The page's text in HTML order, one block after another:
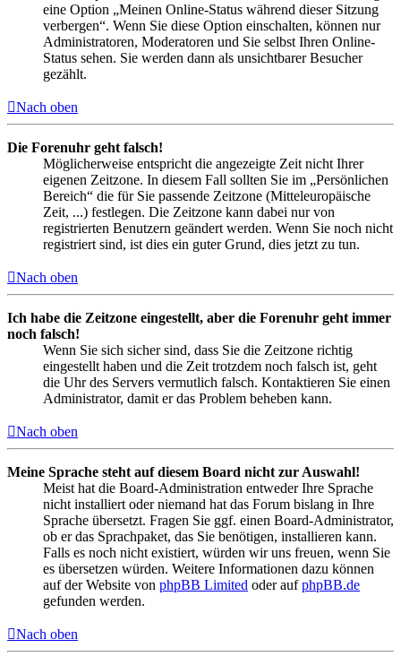
eine Option „Meinen Online-Status während dieser Sitzung
verbergen“. Wenn Sie diese Option einschalten, können nur
Administratoren, Moderatoren und Sie selbst Ihren Online-
Status sehen. Sie werden dann als unsichtbarer Besucher
gezählt.
Nach oben
Die Forenuhr geht falsch!
Möglicherweise entspricht die angezeigte Zeit nicht Ihrer
eigenen Zeitzone. In diesem Fall sollten Sie im „Persönlichen
Bereich“ die für Sie passende Zeitzone (Mitteleuropäische
Zeit, ...) festlegen. Die Zeitzone kann dabei nur von
registrierten Benutzern geändert werden. Wenn Sie noch nicht
registriert sind, ist dies ein guter Grund, dies jetzt zu tun.
Nach oben
Ich habe die Zeitzone eingestellt, aber die Forenuhr geht immer
noch falsch!
Wenn Sie sich sicher sind, dass Sie die Zeitzone richtig
eingestellt haben und die Zeit trotzdem noch falsch ist, geht
die Uhr des Servers vermutlich falsch. Kontaktieren Sie einen
Administrator, damit er das Problem beheben kann.
Nach oben
Meine Sprache steht auf diesem Board nicht zur Auswahl!
Meist hat die Board-Administration entweder Ihre Sprache
nicht installiert oder niemand hat das Forum bislang in Ihre
Sprache übersetzt. Fragen Sie ggf. einen Board-Administrator,
ob er das Sprachpaket, das Sie benötigen, installieren kann.
Falls es noch nicht existiert, würden wir uns freuen, wenn Sie
es übersetzen würden. Weitere Informationen dazu können
auf der Website von phpBB Limited oder aufphpBB.de
gefunden werden.
Nach oben